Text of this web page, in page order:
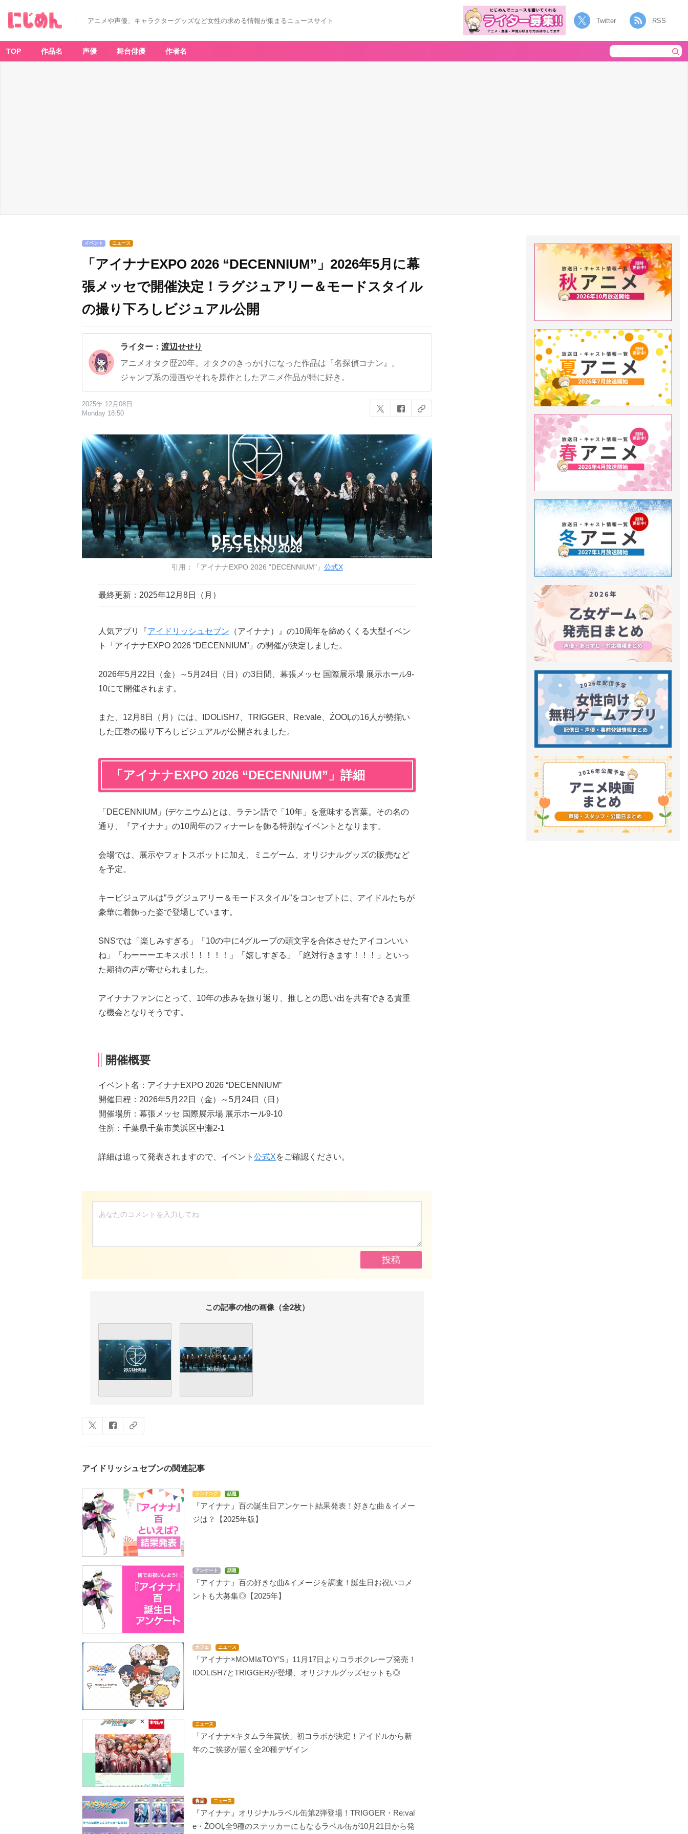
アニメや声優、キャラクターグッズなど女性の求める情報が集まるニュースサイト Twitter RSS
TOP 作品名 声優 舞台俳優 作者名
イベント ニュース
「アイナナEXPO 2026 “DECENNIUM”」2026年5月に幕
張メッセで開催決定！ラグジュアリー＆モードスタイル
の撮り下ろしビジュアル公開
ライター： 渡辺せせり
アニメオタク歴20年。オタクのきっかけになった作品は『名探偵コナン』。
ジャンプ系の漫画やそれを原作としたアニメ作品が特に好き。
2025年 12月08日
Monday 18:50
引用：「アイナナEXPO 2026 "DECENNIUM"」 公式X
最終更新：2025年12月8日（月）
人気アプリ『アイドリッシュセブン （アイナナ）』の10周年を締めくくる大型イベン
ト「アイナナEXPO 2026 “DECENNIUM”」の開催が決定しました。
2026年5月22日（金）～5月24日（日）の3日間、幕張メッセ 国際展示場 展示ホール9-
10にて開催されます。
また、12月8日（月）には、IDOLiSH7、TRIGGER、Re:vale、ŹOOĻの16人が勢揃い
した圧巻の撮り下ろしビジュアルが公開されました。
「アイナナEXPO 2026 “DECENNIUM”」詳細
「DECENNIUM」(デケニウム)とは、ラテン語で「10年」を意味する言葉。その名の
通り、『アイナナ』の10周年のフィナーレを飾る特別なイベントとなります。
会場では、展示やフォトスポットに加え、ミニゲーム、オリジナルグッズの販売など
を予定。
キービジュアルは”ラグジュアリー＆モードスタイル”をコンセプトに、アイドルたちが
豪華に着飾った姿で登場しています。
SNSでは「楽しみすぎる」「10の中に4グループの頭文字を合体させたアイコンいい
ね」「わーーーエキスポ！！！！！」「嬉しすぎる」「絶対行きます！！！」といっ
た期待の声が寄せられました。
アイナナファンにとって、10年の歩みを振り返り、推しとの思い出を共有できる貴重
な機会となりそうです。
開催概要
イベント名：アイナナEXPO 2026 “DECENNIUM”
開催日程：2026年5月22日（金）～5月24日（日）
開催場所：幕張メッセ 国際展示場 展示ホール9-10
住所：千葉県千葉市美浜区中瀬2-1
詳細は追って発表されますので、イベント 公式Xをご確認ください。
この記事の他の画像（全2枚）
アイドリッシュセブンの関連記事
ランキング 話題
『アイナナ』百の誕生日アンケート結果発表！好きな曲＆イメー
ジは？【2025年版】
アンケート 話題
『アイナナ』百の好きな曲&イメージを調査！誕生日お祝いコメ
ントも大募集◎【2025年】
カフェ ニュース
「アイナナ×MOMI&TOY’S」11月17日よりコラボクレープ発売！
IDOLiSH7とTRIGGERが登場、オリジナルグッズセットも◎
ニュース
「アイナナ×キタムラ年賀状」初コラボが決定！アイドルから新
年のご挨拶が届く全20種デザイン
食品 ニュース
『アイナナ』オリジナルラベル缶第2弾登場！TRIGGER・Re:val
e・ŹOOĻ全9種のステッカーにもなるラベル缶が10月21日から発